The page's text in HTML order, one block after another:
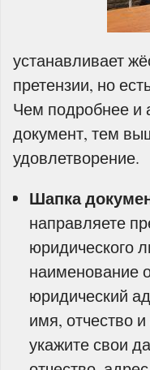
устанавливает
претензии, но
Чем подробнее и
документ, тем
удовлетворение.
Шапка
направляете
юридического
наименование
юридический
имя, отчество
укажите свои